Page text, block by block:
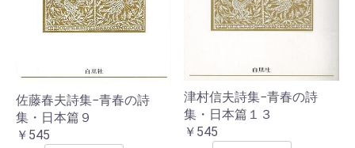
佐藤春夫詩集−青春の詩
集・日本篇９
￥545
津村信夫詩集−青春の詩
集・日本篇１３
￥545